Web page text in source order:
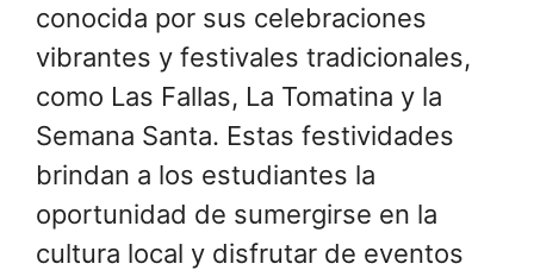
conocida por sus celebraciones
vibrantes y festivales tradicionales,
como Las Fallas, La Tomatina y la
Semana Santa. Estas festividades
brindan a los estudiantes la
oportunidad de sumergirse en la
cultura local y disfrutar de eventos